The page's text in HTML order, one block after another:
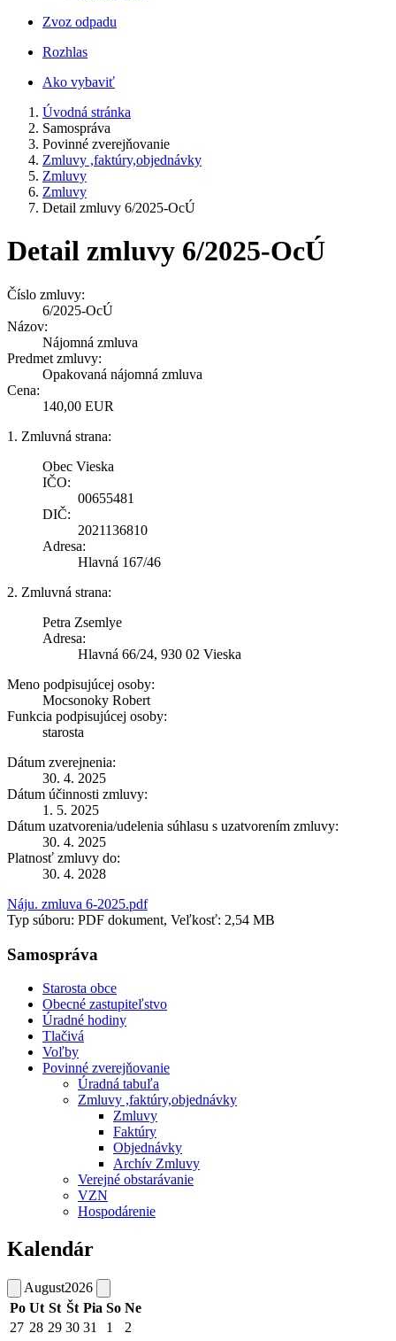
Zvoz odpadu
Rozhlas
Ako vybaviť
Úvodná stránka
Samospráva
Povinné zverejňovanie
Zmluvy ,faktúry,objednávky
Zmluvy
Zmluvy
Detail zmluvy 6/2025-OcÚ
Detail zmluvy 6/2025-OcÚ
Číslo zmluvy:
6/2025-OcÚ
Názov:
Nájomná zmluva
Predmet zmluvy:
Opakovaná nájomná zmluva
Cena:
140,00 EUR
1. Zmluvná strana:
Obec Vieska
IČO:
00655481
DIČ:
2021136810
Adresa:
Hlavná 167/46
2. Zmluvná strana:
Petra Zsemlye
Adresa:
Hlavná 66/24, 930 02 Vieska
Meno podpisujúcej osoby:
Mocsonoky Robert
Funkcia podpisujúcej osoby:
starosta
Dátum zverejnenia:
30. 4. 2025
Dátum účinnosti zmluvy:
1. 5. 2025
Dátum uzatvorenia/udelenia súhlasu s uzatvorením zmluvy:
30. 4. 2025
Platnosť zmluvy do:
30. 4. 2028
Náju. zmluva 6-2025.pdf
Typ súboru: PDF dokument, Veľkosť: 2,54 MB
Samospráva
Starosta obce
Obecné zastupiteľstvo
Úradné hodiny
Tlačivá
Voľby
Povinné zverejňovanie
Úradná tabuľa
Zmluvy ,faktúry,objednávky
Zmluvy
Faktúry
Objednávky
Archív Zmluvy
Verejné obstarávanie
VZN
Hospodárenie
Kalendár
August2026
Po Ut St Št Pia So Ne
27 28 29 30 31 1
2